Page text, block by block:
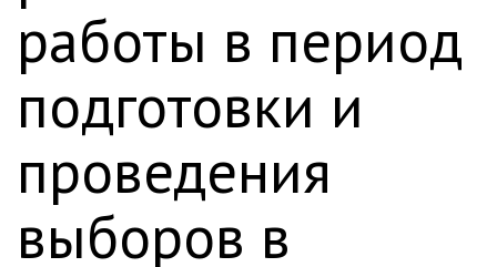
работы в период
подготовки и
проведения
выборов в